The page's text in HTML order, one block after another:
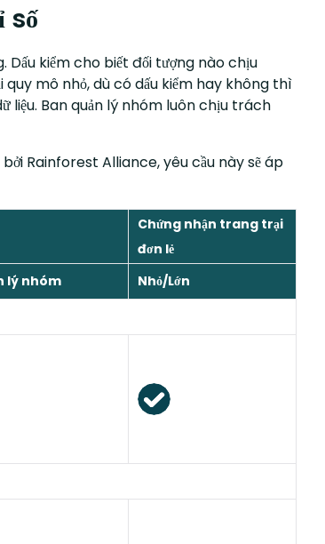
số
Dấu kiểm cho biết đối tượng nào chịu
mô nhỏ, dù có dấu kiểm hay không thì
liệu. Ban quản lý nhóm luôn chịu trách
Rainforest Alliance, yêu cầu này sẽ áp
Chứng nhận trang trại
đơn lẻ
lý nhóm
Nhỏ/Lớn